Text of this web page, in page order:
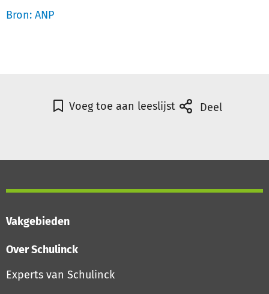
Bron: ANP
Voeg toe aan leeslijst Deel
Vakgebieden
Over Schulinck
Experts van Schulinck